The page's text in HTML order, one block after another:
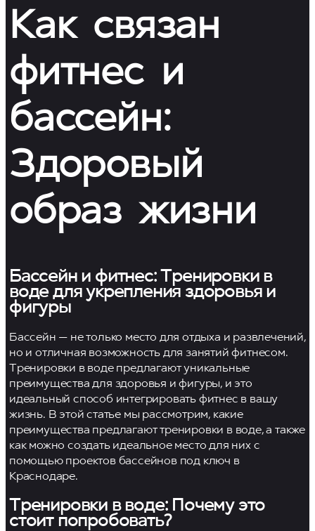
Как связан
фитнес и
бассейн:
Здоровый
образ жизни
Бассейн и фитнес: Тренировки в
воде для укрепления здоровья и
фигуры
Бассейн — не только место для отдыха и развлечений,
но и отличная возможность для занятий фитнесом.
Тренировки в воде предлагают уникальные
преимущества для здоровья и фигуры, и это
идеальный способ интегрировать фитнес в вашу
жизнь. В этой статье мы рассмотрим, какие
преимущества предлагают тренировки в воде, а также
как можно создать идеальное место для них с
помощью проектов бассейнов под ключ в
Краснодаре.
Тренировки в воде: Почему это
стоит попробовать?